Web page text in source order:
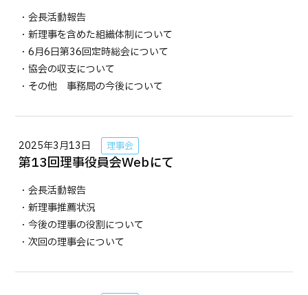
・会長活動報告
・新理事を含めた組織体制について
・6月6日第36回定時総会について
・協会の収支について
・その他 事務局の今後について
2025年3月13日 理事会
第13回理事役員会Webにて
・会長活動報告
・新理事推薦状況
・今後の理事の役割について
・次回の理事会について